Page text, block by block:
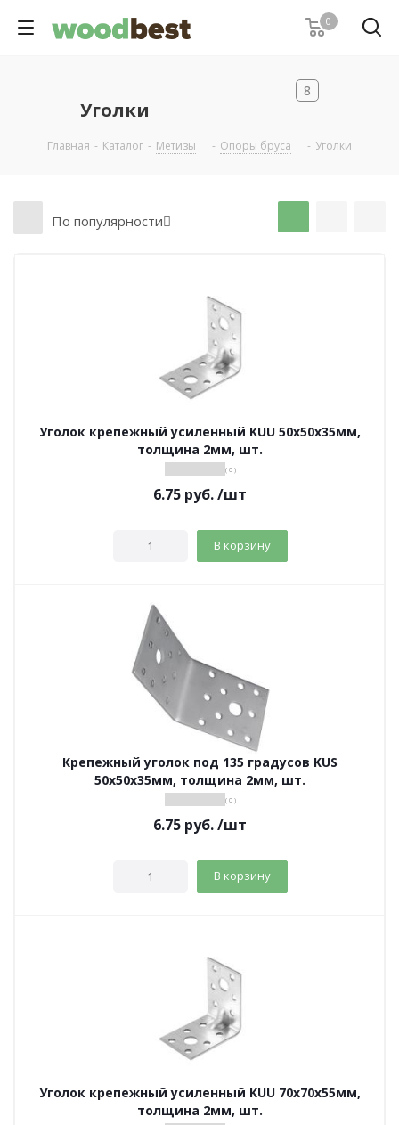
0
Уголки
8
Главная - Каталог - Метизы - Опоры бруса - Уголки
По популярности
Уголок крепежный усиленный KUU 50х50х35мм,
толщина 2мм, шт.
( 0 )
6.75 руб./шт
В корзину
Крепежный уголок под 135 градусов KUS
50х50х35мм, толщина 2мм, шт.
( 0 )
6.75 руб./шт
В корзину
Уголок крепежный усиленный KUU 70х70х55мм,
толщина 2мм, шт.